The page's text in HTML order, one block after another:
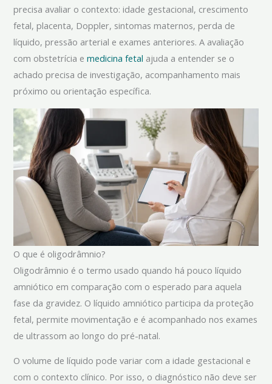
precisa avaliar o contexto: idade gestacional, crescimento
fetal, placenta, Doppler, sintomas maternos, perda de
líquido, pressão arterial e exames anteriores. A avaliação
com obstetrícia emedicina fetal ajuda a entender se o
achado precisa de investigação, acompanhamento mais
próximo ou orientação específica.
O que é oligodrâmnio?
Oligodrâmnio é o termo usado quando há pouco líquido
amniótico em comparação com o esperado para aquela
fase da gravidez. O líquido amniótico participa da proteção
fetal, permite movimentação e é acompanhado nos exames
de ultrassom ao longo do pré-natal.
O volume de líquido pode variar com a idade gestacional e
com o contexto clínico. Por isso, o diagnóstico não deve ser